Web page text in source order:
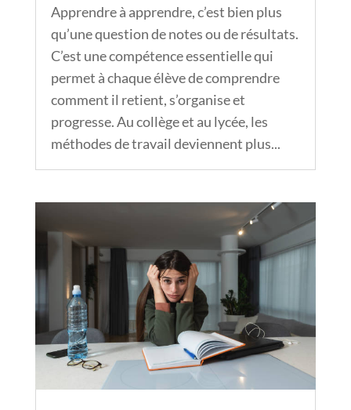
Apprendre à apprendre, c’est bien plus
qu’une question de notes ou de résultats.
C’est une compétence essentielle qui
permet à chaque élève de comprendre
comment il retient, s’organise et
progresse. Au collège et au lycée, les
méthodes de travail deviennent plus...